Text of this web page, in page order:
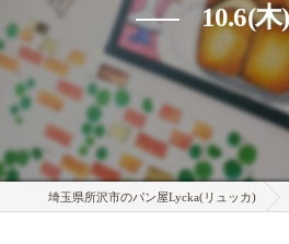
10.6(木)
埼玉県所沢市のパン屋Lycka(リュッカ)